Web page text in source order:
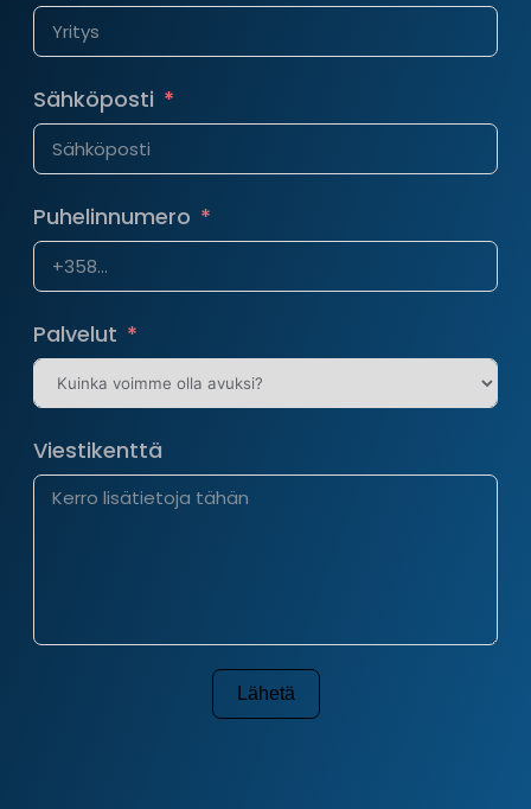
Sähköposti
Puhelinnumero
Palvelut
Viestikenttä
Lähetä